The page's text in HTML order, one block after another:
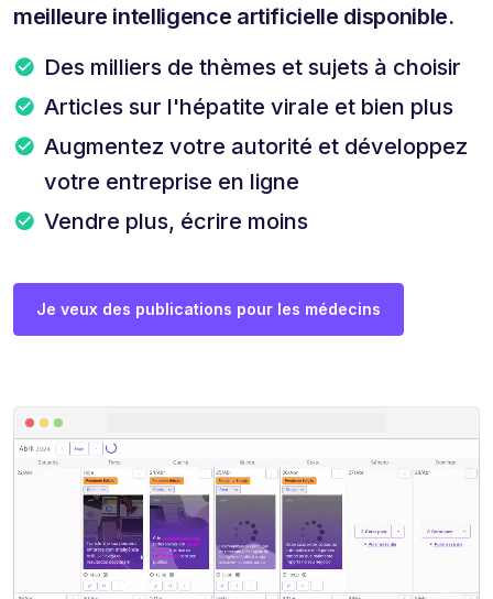
meilleure intelligence artificielle disponible.
Des milliers de thèmes et sujets à choisir
Articles sur l'hépatite virale et bien plus
Augmentez votre autorité et développez
votre entreprise en ligne
Vendre plus, écrire moins
Je veux des publications pour les médecins